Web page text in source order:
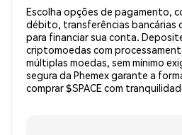
Escolha opções de pagamento,
débito, transferências bancárias
para financiar sua conta.
criptomoedas com
múltiplas moedas, sem mínimo
segura da Phemex garante a
comprar $SPACE com